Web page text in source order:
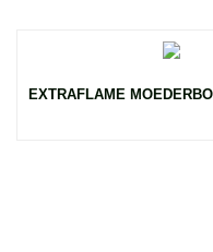
EXTRAFLAME